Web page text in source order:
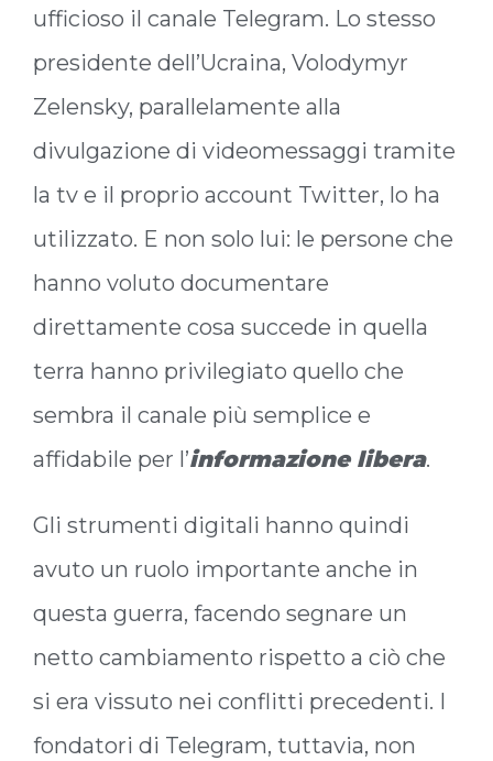
ufficioso il canale Telegram. Lo stesso
presidente dell’Ucraina, Volodymyr
Zelensky, parallelamente alla
divulgazione di videomessaggi tramite
la tv e il proprio account Twitter, lo ha
utilizzato. E non solo lui: le persone che
hanno voluto documentare
direttamente cosa succede in quella
terra hanno privilegiato quello che
sembra il canale più semplice e
affidabile per l’informazione libera.
Gli strumenti digitali hanno quindi
avuto un ruolo importante anche in
questa guerra, facendo segnare un
netto cambiamento rispetto a ciò che
si era vissuto nei conflitti precedenti. I
fondatori di Telegram, tuttavia, non